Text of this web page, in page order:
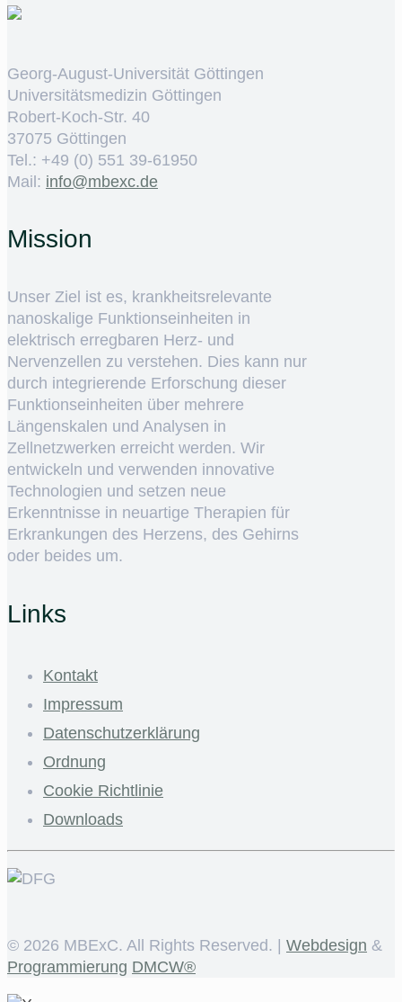
Georg-August-Universität Göttingen
Universitätsmedizin Göttingen
Robert-Koch-Str. 40
37075 Göttingen
Tel.: +49 (0) 551 39-61950
Mail: ed.cxebm@ofni
Mission
Unser Ziel ist es, krankheitsrelevante
nanoskalige Funktionseinheiten in
elektrisch erregbaren Herz- und
Nervenzellen zu verstehen. Dies kann nur
durch integrierende Erforschung dieser
Funktionseinheiten über mehrere
Längenskalen und Analysen in
Zellnetzwerken erreicht werden. Wir
entwickeln und verwenden innovative
Technologien und setzen neue
Erkenntnisse in neuartige Therapien für
Erkrankungen des Herzens, des Gehirns
oder beides um.
Links
Kontakt
Impressum
Datenschutzerklärung
Ordnung
Cookie Richtlinie
Downloads
© 2026 MBExC. All Rights Reserved. | Webdesign &
Programmierung DMCW®